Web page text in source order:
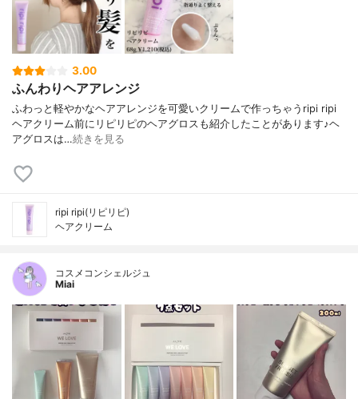
3.00
ふんわりヘアアレンジ
ふわっと軽やかなヘアアレンジを可愛いクリームで作っちゃう⁡⁡⁡ripi ripi
ヘアクリーム⁡⁡⁡前にリピリピのヘアグロスも紹介したことがあります♪ヘ
アグロスは…続きを見る
ripi ripi(リピリピ)
ヘアクリーム
コスメコンシェルジュ
Miai